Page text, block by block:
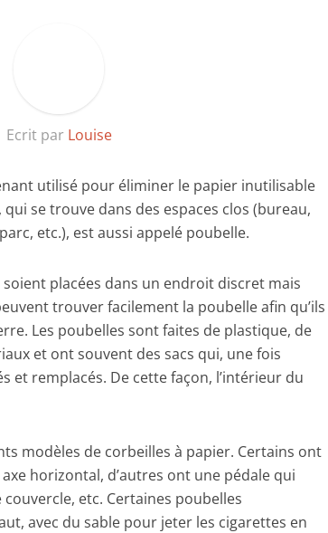
Ecrit par Louise
utilisé pour éliminer le papier inutilisable
se trouve dans des espaces clos (bureau,
etc.), est aussi appelé poubelle.
placées dans un endroit discret mais
trouver facilement la poubelle afin qu’ils
Les poubelles sont faites de plastique, de
et ont souvent des sacs qui, une fois
et remplacés. De cette façon, l’intérieur du
modèles de corbeilles à papier. Certains ont
horizontal, d’autres ont une pédale qui
etc. Certaines poubelles
avec du sable pour jeter les cigarettes en